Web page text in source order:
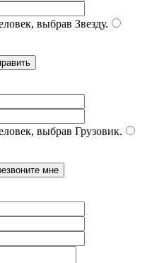
выбрав Звезду.
выбрав Грузовик.